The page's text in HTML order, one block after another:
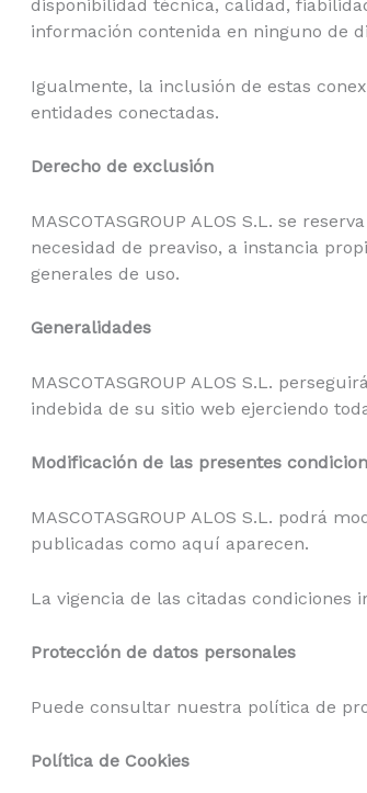
disponibilidad técnica, calidad,
información contenida en ninguno de
Igualmente, la inclusión de estas
entidades conectadas.
Derecho de exclusión
MASCOTASGROUP ALOS S.L. se
necesidad de preaviso, a instancia
generales de uso.
Generalidades
MASCOTASGROUP ALOS S.L.
indebida de su sitio web ejerciendo
Modificación de las presentes
MASCOTASGROUP ALOS S.L. podrá
publicadas como aquí aparecen.
La vigencia de las citadas condiciones
Protección de datos personales
Puede consultar nuestra política de
Política de Cookies